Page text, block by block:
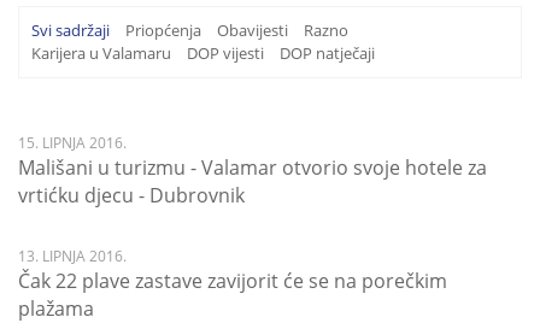
Svi sadržaji Priopćenja Obavijesti
Razno
Karijera u Valamaru
DOP vijesti DOP natječaji
15. LIPNJA 2016.
Mališani u turizmu - Valamar otvorio svoje hotele za
vrtićku djecu - Dubrovnik
13. LIPNJA 2016.
Čak 22 plave zastave zavijorit će se na porečkim
plažama